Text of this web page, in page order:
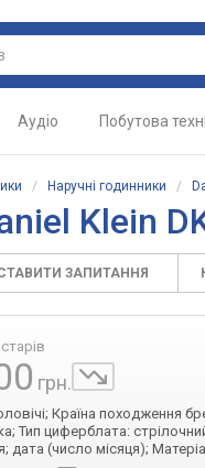
Аудіо Побутова
/ Наручні годинники /
Klein
ЗАПИТАННЯ
грн.
Країна походження
Тип циферблата:
дата (число місяця);